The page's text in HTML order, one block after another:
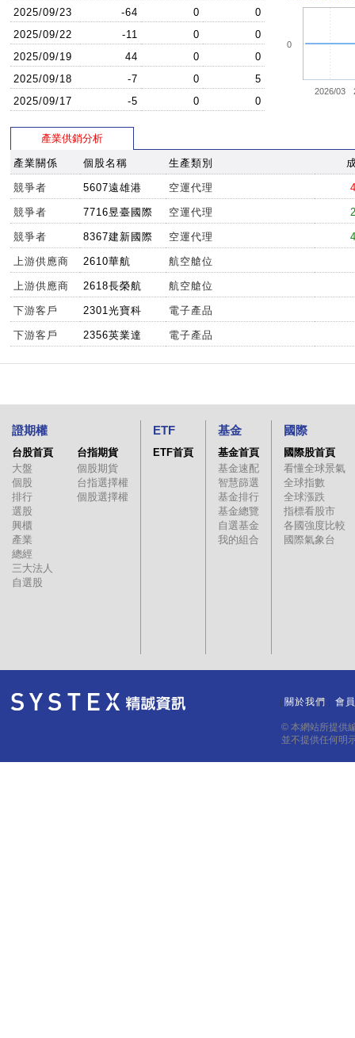
2025/09/23
-64 0
0
2025/09/22
-11 0
0
2025/09/19
44 0
0
2025/09/18
-7 0
5
2025/09/17
-5 0 0
2026/03
0
產業供銷分析
產業關係 個股名稱 生產類別
競爭者 5607遠雄港 空運代理
競爭者 7716昱臺國際 空運代理
競爭者 8367建新國際 空運代理
上游供應商 2610華航 航空艙位
上游供應商 2618長榮航 航空艙位
下游客戶 2301光寶科 電子產品
下游客戶 2356英業達 電子產品
證期權
台股首頁
大盤
個股
排行
選股
興櫃
產業
總經
三大法人
自選股
台指期貨
個股期貨
台指選擇權
個股選擇權
ETF
ETF首頁
基金
基金首頁
基金速配
智慧篩選
基金排行
基金總覽
自選基金
我的組合
國際
國際股首頁
看懂全球景氣
全球指數
全球漲跌
指標看股市
各國強度比較
國際氣象台
關於我們 會
© 本網站所提供
並不提供任何明